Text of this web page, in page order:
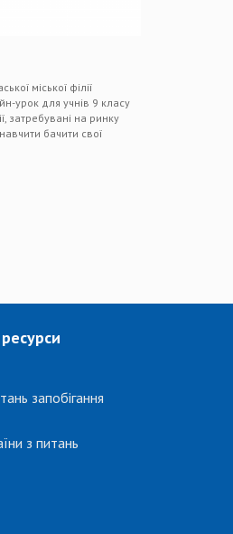
міської філії
урок для учнів 9 класу
затребувані на ринку
бачити свої
запобігання
з питань